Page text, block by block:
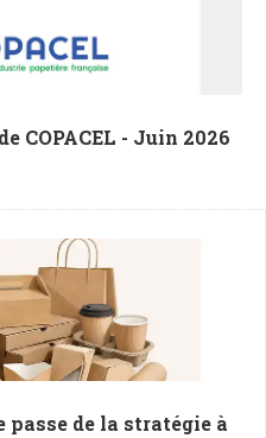
COPACEL - Juin 2026
de la stratégie à